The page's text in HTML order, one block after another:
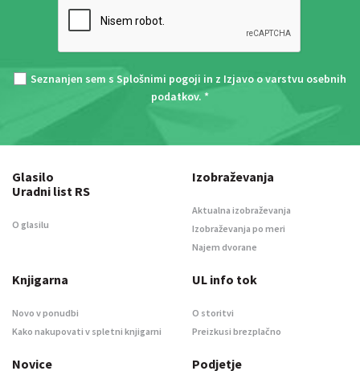
Seznanjen sem s Splošnimi pogoji in z Izjavo o varstvu osebnih
podatkov. *
Glasilo
Uradni list RS
O glasilu
Izobraževanja
Aktualna izobraževanja
Izobraževanja po meri
Najem dvorane
Knjigarna
Novo v ponudbi
Kako nakupovati v spletni knjigarni
UL info tok
O storitvi
Preizkusi brezplačno
Novice Podjetje